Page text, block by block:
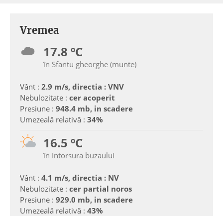
Vremea
17.8 ºC
în Sfantu gheorghe (munte)
Vânt : 2.9 m/s, directia : VNV
Nebulozitate : cer acoperit
Presiune : 948.4 mb, in scadere
Umezeală relativă : 34%
16.5 ºC
în Intorsura buzaului
Vânt : 4.1 m/s, directia : NV
Nebulozitate : cer partial noros
Presiune : 929.0 mb, in scadere
Umezeală relativă : 43%